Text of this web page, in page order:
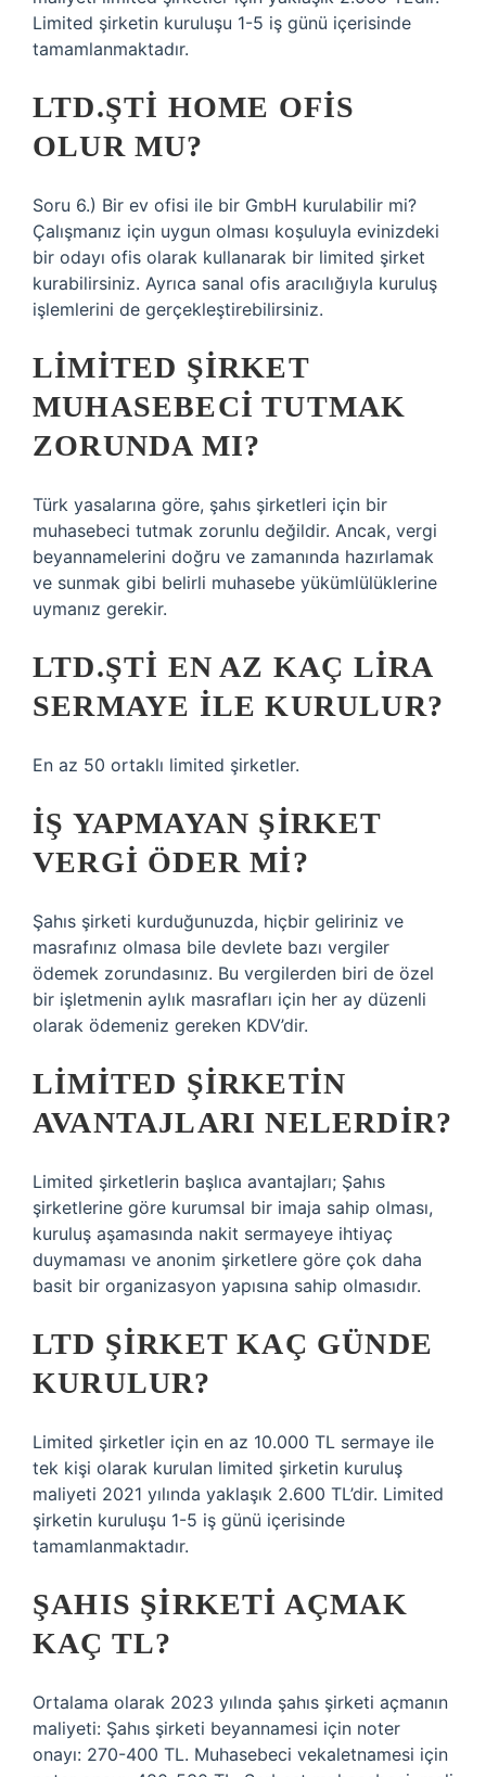
Limited şirketin kuruluşu 1-5 iş günü içerisinde
tamamlanmaktadır.
LTD.ŞTI HOME OFIS
OLUR MU?
Soru 6.) Bir ev ofisi ile bir GmbH kurulabilir mi?
Çalışmanız için uygun olması koşuluyla evinizdeki
bir odayı ofis olarak kullanarak bir limited şirket
kurabilirsiniz. Ayrıca sanal ofis aracılığıyla kuruluş
işlemlerini de gerçekleştirebilirsiniz.
LIMITED ŞIRKET
MUHASEBECI TUTMAK
ZORUNDA MI?
Türk yasalarına göre, şahıs şirketleri için bir
muhasebeci tutmak zorunlu değildir. Ancak, vergi
beyannamelerini doğru ve zamanında hazırlamak
ve sunmak gibi belirli muhasebe yükümlülüklerine
uymanız gerekir.
LTD.ŞTI EN AZ KAÇ LIRA
SERMAYE ILE KURULUR?
En az 50 ortaklı limited şirketler.
İŞ YAPMAYAN ŞIRKET
VERGI ÖDER MI?
Şahıs şirketi kurduğunuzda, hiçbir geliriniz ve
masrafınız olmasa bile devlete bazı vergiler
ödemek zorundasınız. Bu vergilerden biri de özel
bir işletmenin aylık masrafları için her ay düzenli
olarak ödemeniz gereken KDV’dir.
LIMITED ŞIRKETIN
AVANTAJLARI NELERDIR?
Limited şirketlerin başlıca avantajları; Şahıs
şirketlerine göre kurumsal bir imaja sahip olması,
kuruluş aşamasında nakit sermayeye ihtiyaç
duymaması ve anonim şirketlere göre çok daha
basit bir organizasyon yapısına sahip olmasıdır.
LTD ŞIRKET KAÇ GÜNDE
KURULUR?
Limited şirketler için en az 10.000 TL sermaye ile
tek kişi olarak kurulan limited şirketin kuruluş
maliyeti 2021 yılında yaklaşık 2.600 TL’dir. Limited
şirketin kuruluşu 1-5 iş günü içerisinde
tamamlanmaktadır.
ŞAHIS ŞIRKETI AÇMAK
KAÇ TL?
Ortalama olarak 2023 yılında şahıs şirketi açmanın
maliyeti: Şahıs şirketi beyannamesi için noter
onayı: 270-400 TL. Muhasebeci vekaletnamesi için